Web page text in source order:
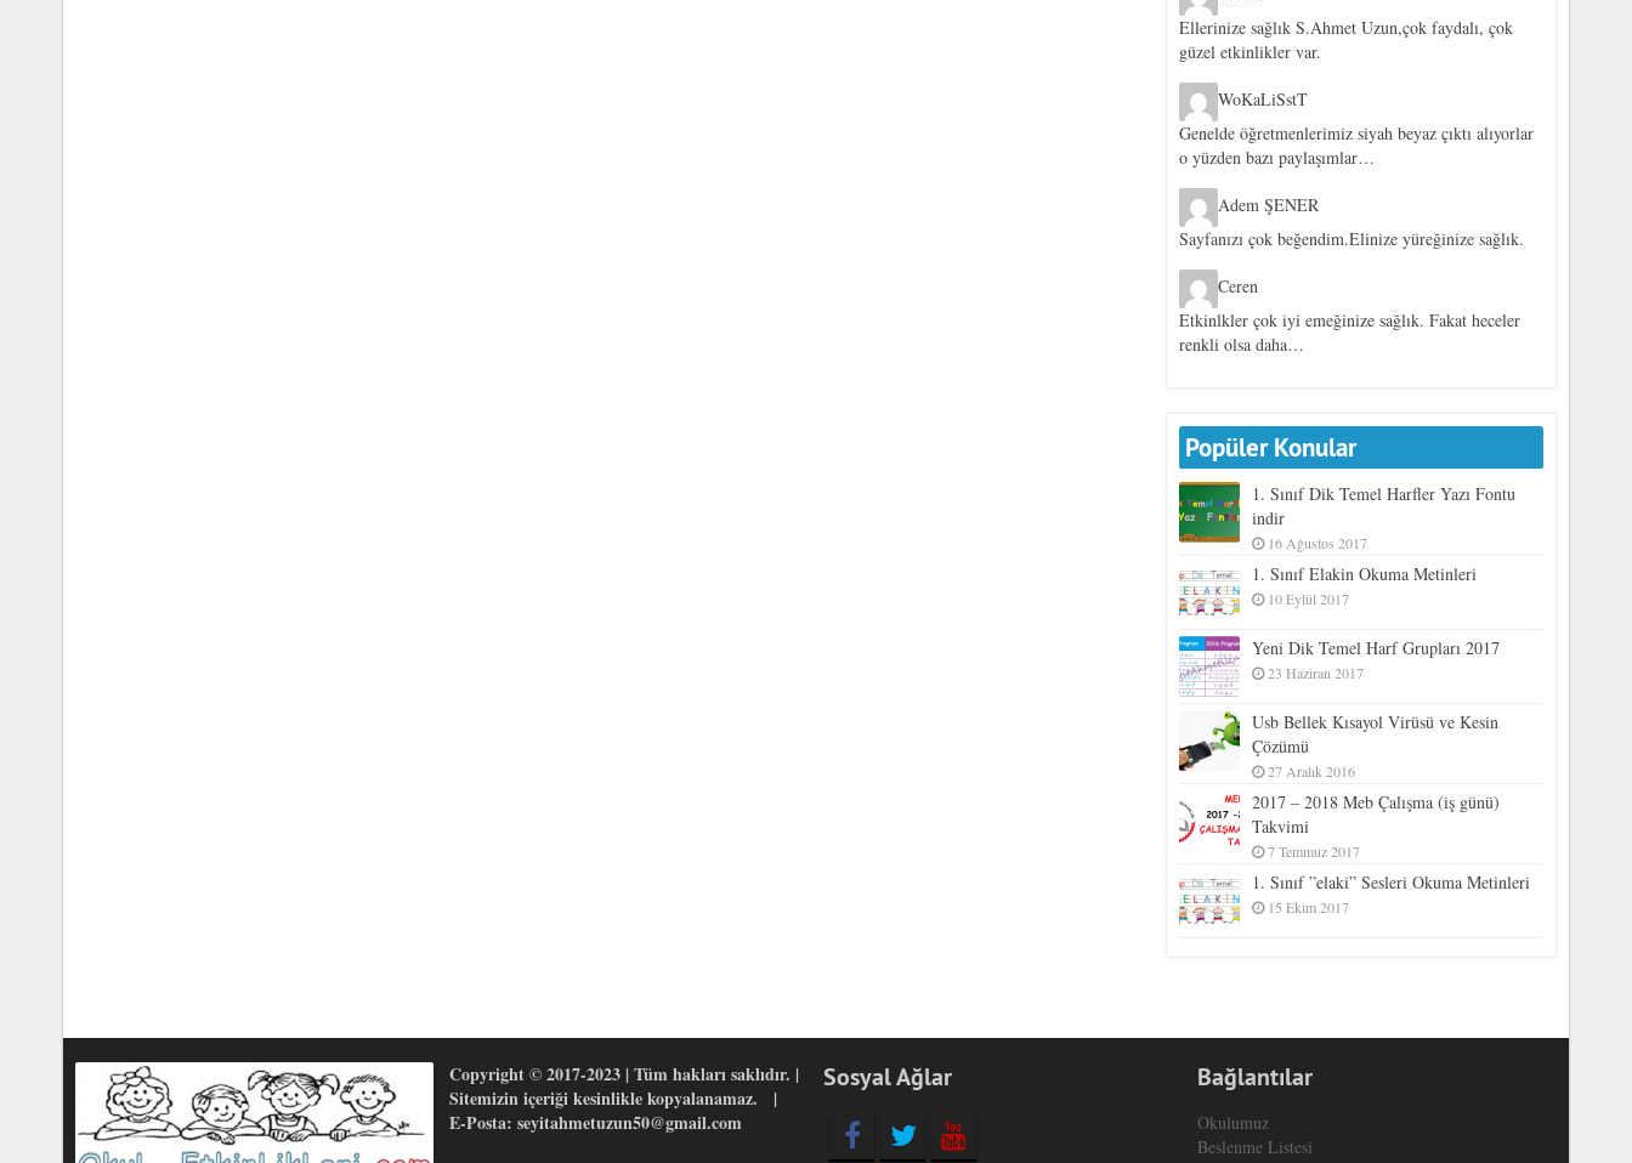
Ellerinize sağlık S.Ahmet Uzun,çok faydalı, çok
güzel etkinlikler var.
WoKaLiSstT
Genelde öğretmenlerimiz siyah beyaz çıktı alıyorlar
o yüzden bazı paylaşımlar…
Adem ŞENER
Sayfanızı çok beğendim.Elinize yüreğinize sağlık.
Ceren
Etkinlkler çok iyi emeğinize sağlık. Fakat heceler
renkli olsa daha…
Popüler Konular
1. Sınıf Dik Temel Harfler Yazı Fontu
indir
16 Ağustos 2017
1. Sınıf Elakin Okuma Metinleri
10 Eylül 2017
Yeni Dik Temel Harf Grupları 2017
23 Haziran 2017
Usb Bellek Kısayol Virüsü ve Kesin
Çözümü
27 Aralık 2016
2017 – 2018 Meb Çalışma (iş günü)
Takvimi
7 Temmuz 2017
1. Sınıf ”elaki” Sesleri Okuma Metinleri
15 Ekim 2017
Copyright © 2017-2023 | Tüm hakları saklıdır. |
Sitemizin içeriği kesinlikle kopyalanamaz. |
E-Posta: seyitahmetuzun50@gmail.com
Sosyal Ağlar Bağlantılar
Okulumuz
Beslenme Listesi